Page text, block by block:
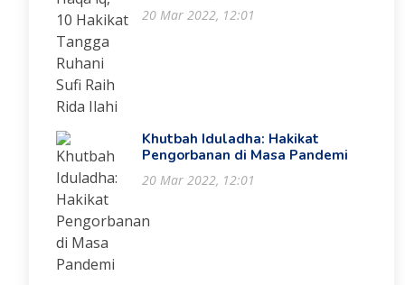
20 Mar 2022, 12:01
Khutbah Iduladha: Hakikat
Pengorbanan di Masa Pandemi
20 Mar 2022, 12:01